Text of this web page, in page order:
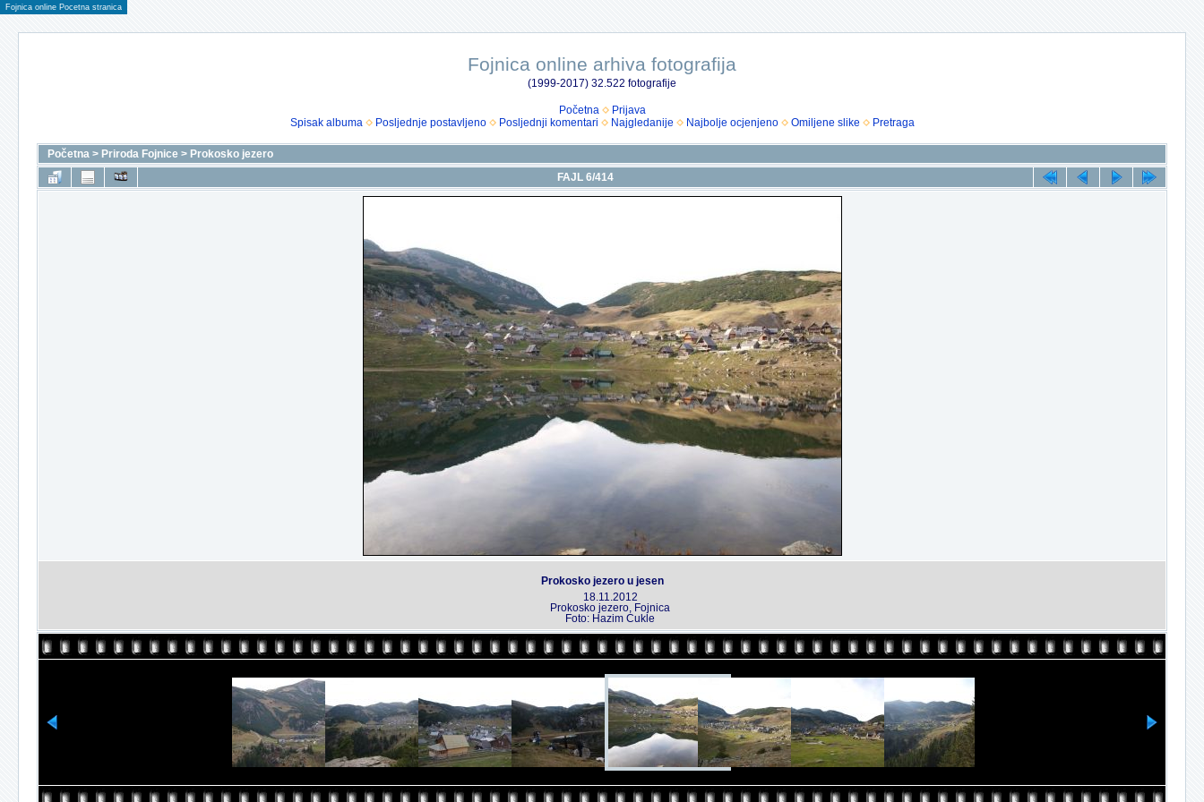
Fojnica online Pocetna stranica
Fojnica online arhiva fotografija
(1999-2017) 32.522 fotografije
Početna
Prijava
Spisak albuma
Posljednje postavljeno Posljednji komentari Najgledanije Najbolje ocjenjeno Omiljene slike Pretraga
Početna > Priroda Fojnice > Prokosko jezero
FAJL 6/414
Prokosko jezero u jesen
18.11.2012
Prokosko jezero, Fojnica
Foto: Hazim Cukle